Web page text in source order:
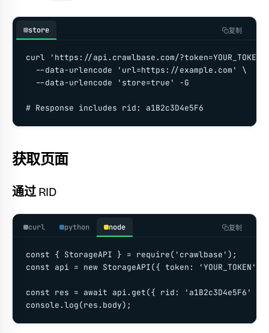
store 复制
curl 'https://api.crawlbase.com/
  --data-urlencode 'url=https://example.com' \
  --data-urlencode 'store=true' -G
# Response includes rid: a1B2c3D4e5F6
获取页面
通过 RID
curl python node 复制
const { StorageAPI } = require('crawlbase');
const api = new StorageAPI({ token: 'YOUR_TOKEN'
const res = await api.get({ rid: 'a1B2c3D4e5F6'
console.log(res.body);